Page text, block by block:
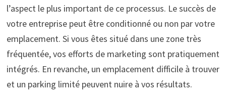
l’aspect le plus important de ce processus. Le succès de
votre entreprise peut être conditionné ou non par votre
emplacement. Si vous êtes situé dans une zone très
fréquentée, vos efforts de marketing sont pratiquement
intégrés. En revanche, un emplacement difficile à trouver
et un parking limité peuvent nuire à vos résultats.